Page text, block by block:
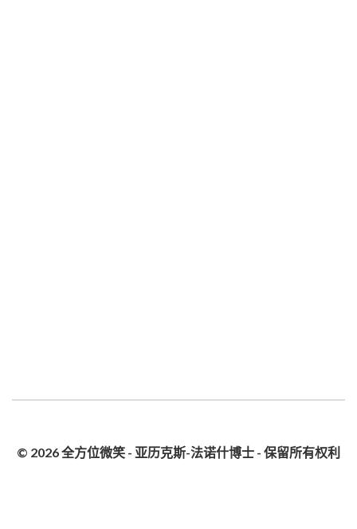
© 2026 全方位微笑 - 亚历克斯-法诺什博士 - 保留所有权利